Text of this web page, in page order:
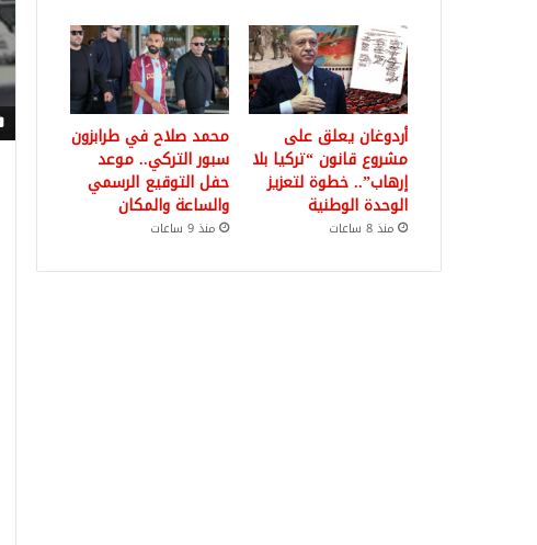
أردوغان يعلق على
مشروع قانون “تركيا بلا
إرهاب”.. خطوة لتعزيز
الوحدة الوطنية
منذ 8 ساعات
محمد صلاح في طرابزون
سبور التركي.. موعد
حفل التوقيع الرسمي
والساعة والمكان
منذ 9 ساعات